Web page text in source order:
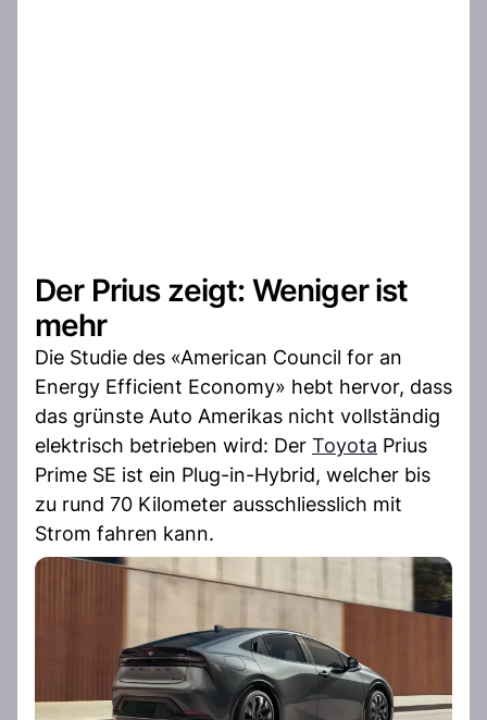
Der Prius zeigt: Weniger ist
mehr
Die Studie des «American Council for an
Energy Efficient Economy» hebt hervor, dass
das grünste Auto Amerikas nicht vollständig
elektrisch betrieben wird: Der Toyota Prius
Prime SE ist ein Plug-in-Hybrid, welcher bis
zu rund 70 Kilometer ausschliesslich mit
Strom fahren kann.